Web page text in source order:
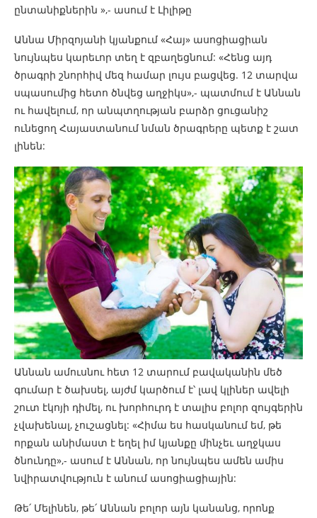
ընտանիքներին »,- ասում է Լիլիթը
Աննա Միրզոյանի կյանքում «Հայ» ասոցիացիան
նույնպես կարեւոր տեղ է զբաղեցնում: «Հենց այդ
ծրագրի շնորհիվ մեզ համար լույս բացվեց. 12 տարվա
սպասումից հետո ծնվեց աղջիկս»,- պատմում է Աննան
ու հավելում, որ անպտղության բարձր ցուցանիշ
ունեցող Հայաստանում նման ծրագրերը պետք է շատ
լինեն:
Աննան ամուսնու հետ 12 տարում բավականին մեծ
գումար է ծախսել, այժմ կարծում է՝ լավ կլիներ ավելի
շուտ էկոյի դիմել, ու խորհուրդ է տալիս բոլոր զույգերին
չվախենալ, չուշացնել: «Հիմա ես հասկանում եմ, թե
որքան անիմաստ է եղել իմ կյանքը մինչեւ աղջկաս
ծնունդը»,- ասում է Աննան, որ նույնպես ամեն ամիս
նվիրատվություն է անում ասոցիացիային:
Թե՛ Մելինեն, թե՛ Աննան բոլոր այն կանանց, որոնք